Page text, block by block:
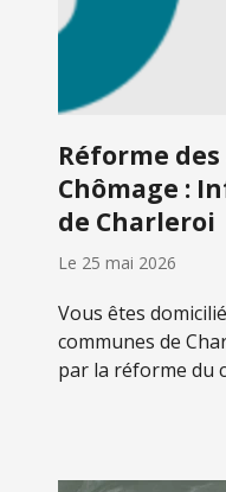
Réforme
Chômage :
de Charleroi
Le 25 mai 2026
Vous êtes
communes de
par la réforme du